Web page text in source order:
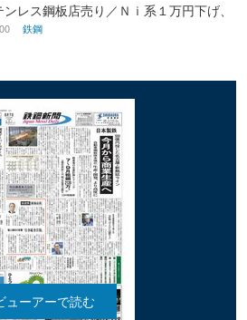
レス鋼板店売り／Ｎｉ系１万円下げ、
鉄鋼